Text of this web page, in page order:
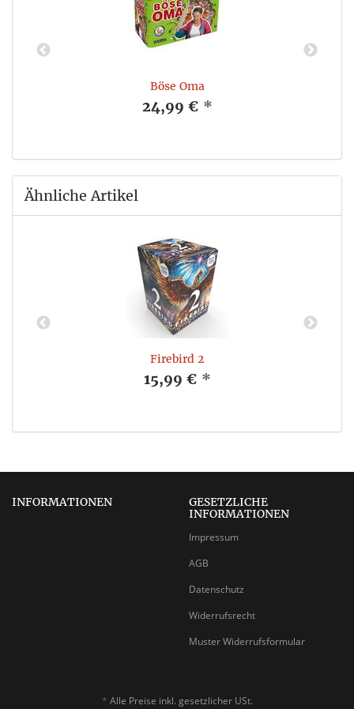
Böse Oma
24,99 € *
Ähnliche Artikel
Firebird 2
15,99 € *
INFORMATIONEN
GESETZLICHE
INFORMATIONEN
Impressum
AGB
Datenschutz
Widerrufsrecht
Muster Widerrufsformular
* Alle Preise inkl. gesetzlicher USt.